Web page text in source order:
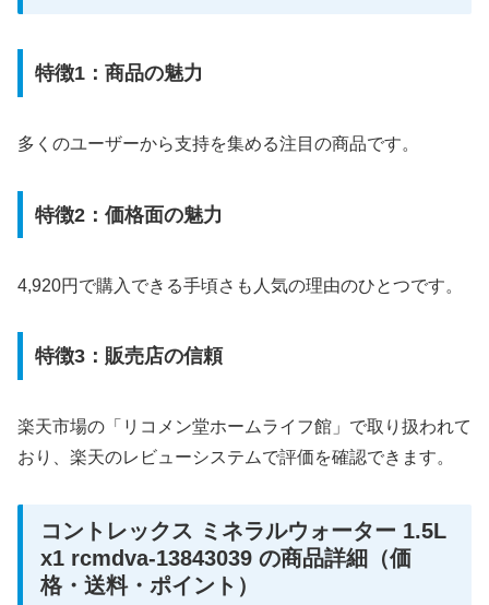
特徴1：商品の魅力
多くのユーザーから支持を集める注目の商品です。
特徴2：価格面の魅力
4,920円で購入できる手頃さも人気の理由のひとつです。
特徴3：販売店の信頼
楽天市場の「リコメン堂ホームライフ館」で取り扱われて
おり、楽天のレビューシステムで評価を確認できます。
コントレックス ミネラルウォーター 1.5L
x1 rcmdva-13843039 の商品詳細（価
格・送料・ポイント）